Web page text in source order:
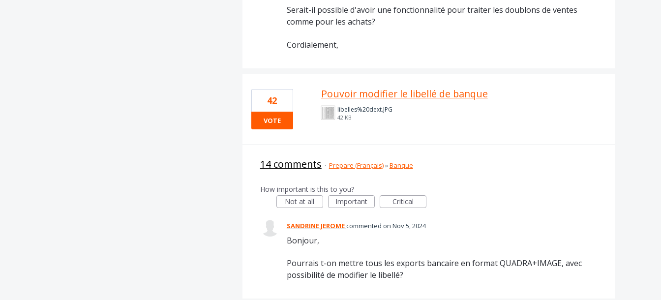
Serait-il possible d'avoir une fonctionnalité pour traiter les doublons de ventes
comme pour les achats?
Cordialement,
Pouvoir modifier le libellé de banque
libelles%20dext.JPG
42 KB
42
VOTE
14 comments · Prepare (Français)»Banque
How important is this to you?
Not at all
Important Critical
SANDRINE JEROMEcommented Nov 5, 2024
Bonjour,
Pourrais t-on mettre tous les exports bancaire en format QUADRA+IMAGE, avec
possibilité de modifier le libellé?